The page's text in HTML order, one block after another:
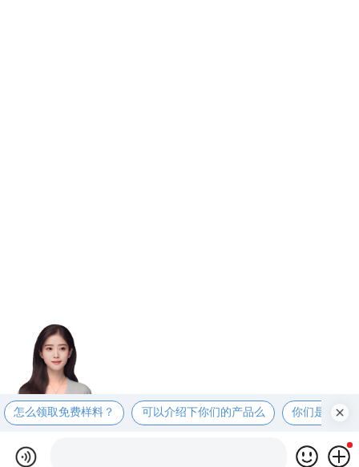
怎么领取免费样料？ 可以介绍下你们的产品么 你们是奇美